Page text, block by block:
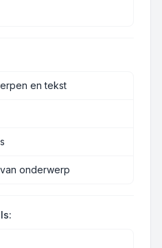
en tekst
onderwerp